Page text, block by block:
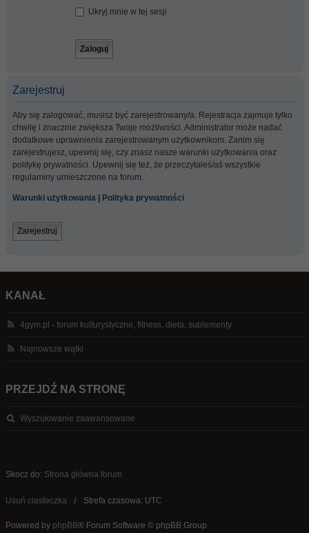
Ukryj mnie w tej sesji
Zarejestruj
Aby się zalogować, musisz być zarejestrowany/a. Rejestracja zajmuje tylko
chwilę i znacznie zwiększa Twoje możliwości. Administrator może nadać
dodatkowe uprawnienia zarejestrowanym użytkownikom. Zanim się
zarejestrujesz, upewnij się, czy znasz nasze warunki użytkowania oraz
politykę prywatności. Upewnij się też, że przeczytałeś/aś wszystkie
regulaminy umieszczone na forum.
Warunki użytkowania Polityka prywatności
Zarejestruj
KANAŁ
4gym.pl - forum kulturystyczne, fitness, dieta, suplementy
Najnowsze wątki
PRZEJDŹ NA STRONĘ
Wyszukiwanie zaawansowane
Skocz do: Strona główna forum
Usuń ciasteczka Strefa czasowa: UTC
Powered by phpBB® Forum Software © phpBB Group